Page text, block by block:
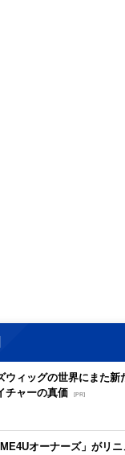
ウィッグの世界にまた
チャーの真価 [PR]
オーナーズ」がリ